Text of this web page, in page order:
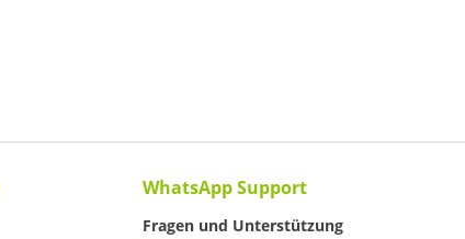
WhatsApp Support
Fragen und Unterstützung